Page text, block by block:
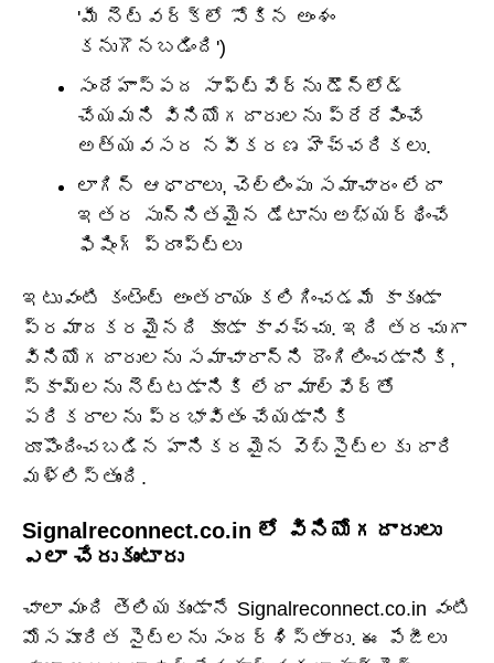
'మీ నెట్‌వర్క్‌లో సోకిన అంశం
కనుగొనబడింది')
సందేహాస్పద సాఫ్ట్‌వేర్‌ను డౌన్‌లోడ్
చేయమని వినియోగదారులను ప్రేరేపించే
అత్యవసర నవీకరణ హెచ్చరికలు.
లాగిన్ ఆధారాలు, చెల్లింపు సమాచారం లేదా
ఇతర సున్నితమైన డేటాను అభ్యర్థించే
ఫిషింగ్ ప్రాంప్ట్‌లు
ఇటువంటి కంటెంట్ అంతరాయం కలిగించడమే కాకుండా
ప్రమాదకరమైనది కూడా కావచ్చు. ఇది తరచుగా
వినియోగదారులను సమాచారాన్ని దొంగిలించడానికి,
స్కామ్‌లను నెట్టడానికి లేదా మాల్వేర్‌తో
పరికరాలను ప్రభావితం చేయడానికి
రూపొందించబడిన హానికరమైన వెబ్‌సైట్‌లకు దారి
మళ్లిస్తుంది.
Signalreconnect.co.in లో వినియోగదారులు
ఎలా చేరుకుంటారు
చాలా మంది తెలియకుండానే Signalreconnect.co.in వంటి
మోసపూరిత సైట్‌లను సందర్శిస్తారు. ఈ పేజీలు